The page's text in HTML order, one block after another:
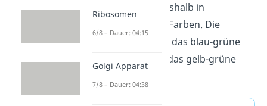
und erscheinen deshalb in
unterschiedlichen Farben. Die
bekanntesten sind das blau-grüne
Chlorophyll a und das gelb-grüne
Ribosomen
6/8 – Dauer: 04:15
Golgi Apparat
7/8 – Dauer: 04:38